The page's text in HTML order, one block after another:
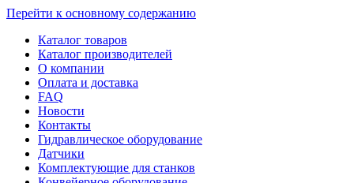
Перейти к основному содержанию
Каталог товаров
Каталог производителей
О компании
Оплата и доставка
FAQ
Новости
Контакты
Гидравлическое оборудование
Датчики
Комплектующие для станков